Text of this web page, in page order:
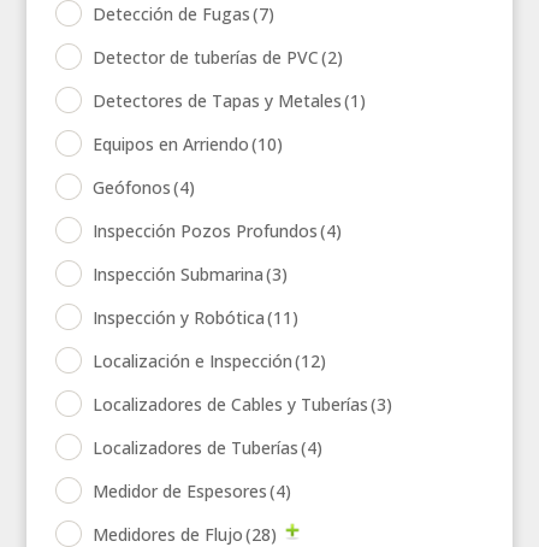
Detección de Fugas(7)
Detector de tuberías de PVC(2)
Detectores de Tapas y Metales(1)
Equipos en Arriendo(10)
Geófonos(4)
Inspección Pozos Profundos(4)
Inspección Submarina(3)
Inspección y Robótica(11)
Localización e Inspección(12)
Localizadores de Cables y Tuberías(3)
Localizadores de Tuberías(4)
Medidor de Espesores(4)
Medidores de Flujo(28)